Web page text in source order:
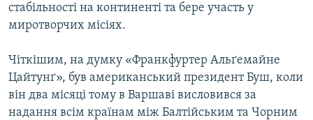
стабільності на континенті та бере участь у
миротворчих місіях.
Чіткішим, на думку «Франкфуртер Альґемайне
Цайтунґ», був американський президент Буш, коли
він два місяці тому в Варшаві висловився за
надання всім країнам між Балтійським та Чорним